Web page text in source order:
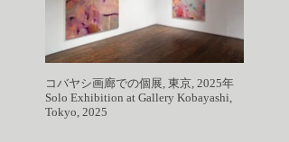
コバヤシ画廊での個展, 東京, 2025年
Solo Exhibition at Gallery Kobayashi,
Tokyo, 2025